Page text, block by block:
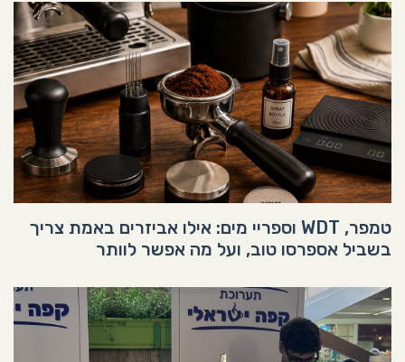
טמפר, WDT וספריי מים: אילו אביזרים באמת צריך
בשביל אספרסו טוב, ועל מה אפשר לוותר